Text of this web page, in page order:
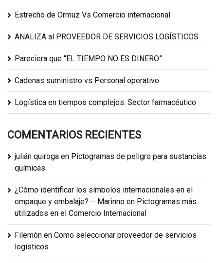
Estrecho de Ormuz Vs Comercio internacional
ANALIZA al PROVEEDOR DE SERVICIOS LOGÍSTICOS
Pareciera que “EL TIEMPO NO ES DINERO”
Cadenas suministro vs Personal operativo
Logística en tiempos complejos: Sector farmacéutico
COMENTARIOS RECIENTES
julián quiroga en Pictogramas de peligro para sustancias
químicas
¿Cómo identificar los símbolos internacionales en el
empaque y embalaje? – Marinno en Pictogramas más
utilizados en el Comercio Internacional
Filemón en Como seleccionar proveedor de servicios
logísticos